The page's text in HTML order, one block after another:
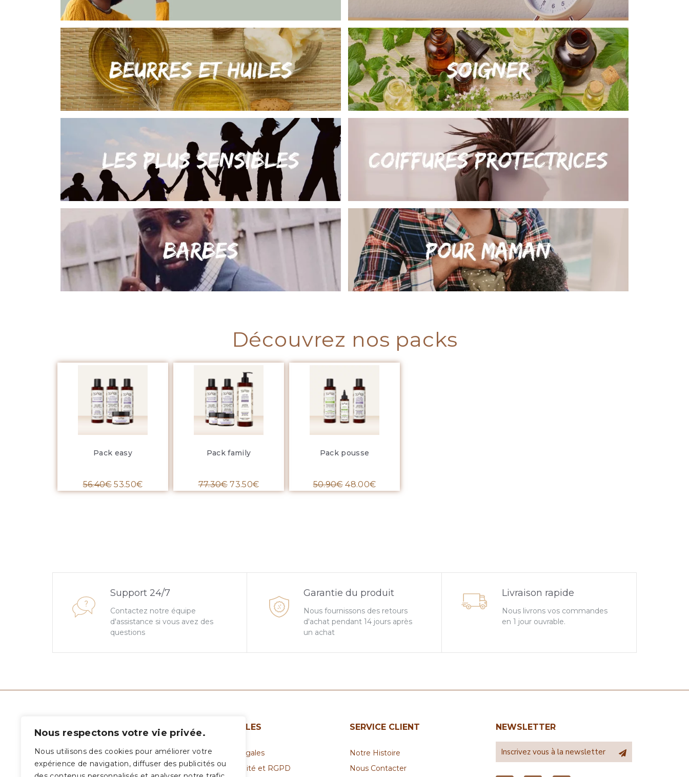
Nous respectons votre vie privée.
Nous utilisons des cookies pour améliorer votre
expérience de navigation, diffuser des publicités ou
Découvrez nos packs
Pack easy
56.40€ 53.50€
Pack family
77.30€ 73.50€
Pack pousse
50.90€ 48.00€
Support 24/7
Contactez notre équipe
d'assistance si vous avez des
questions
Garantie du produit
Nous fournissons des retours
d'achat pendant 14 jours après
un achat
Livraison rapide
Nous livrons vos commandes
en 1 jour ouvrable.
(33) 06 10 16 63 26
LIENS UTILES
Mentions légales
Confidentialité et RGPD
SERVICE CLIENT
Notre Histoire
Nous Contacter
NEWSLETTER